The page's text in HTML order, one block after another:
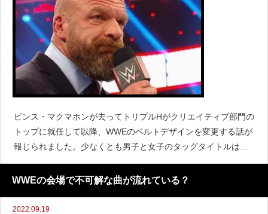
ビンス・マクマホンが去ってトリプルHがクリエイティブ部門の
トップに就任して以降、WWEのベルトデザインを変更する話が
報じられました。少なくとも男子と女子のタッグタイトルは新
しいデザインになるとされています。『Fightful』によると、少
なくとも3セットの新しいタイトルベルトが完成し
WWEの会場で不可解な曲が流れている？
2022.09.19